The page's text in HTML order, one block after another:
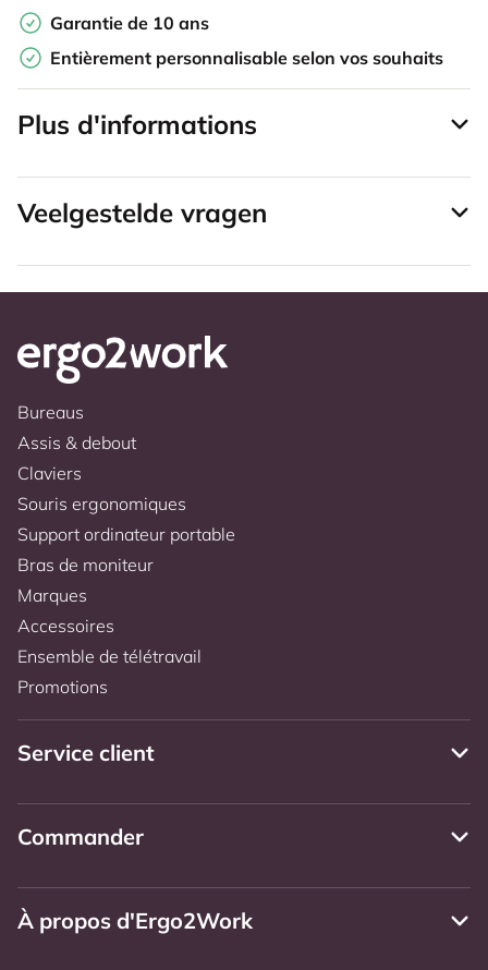
Garantie de 10 ans
Entièrement personnalisable selon vos souhaits
Plus d'informations
Veelgestelde vragen
Bureaus
Assis & debout
Claviers
Souris ergonomiques
Support ordinateur portable
Bras de moniteur
Marques
Accessoires
Ensemble de télétravail
Promotions
Service client
Commander
À propos d'Ergo2Work